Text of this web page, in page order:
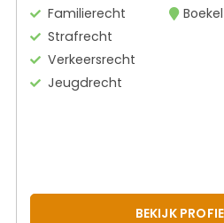
Familierecht
Strafrecht
Verkeersrecht
Jeugdrecht
Boekel
BEKIJK